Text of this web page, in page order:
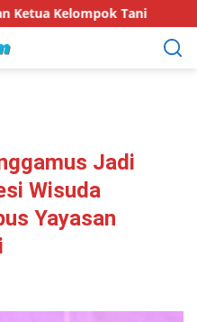
Hari Hutan
Jadi
Wisuda
Yayasan